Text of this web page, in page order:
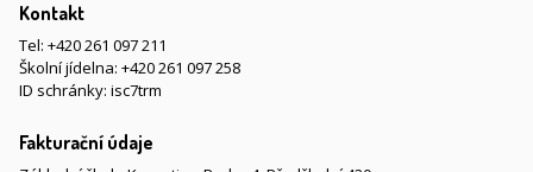
Kontakt
Tel: +420 261 097 211
Školní jídelna: +420 261 097 258
ID schránky: isc7trm
Fakturační údaje